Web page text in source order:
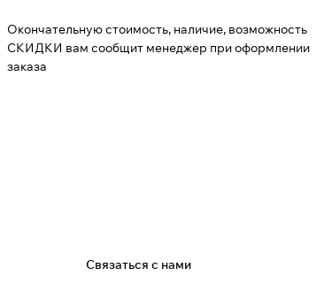
Окончательную стоимость, наличие, возможность
СКИДКИ вам сообщит менеджер при оформлении
заказа
Связаться с нами